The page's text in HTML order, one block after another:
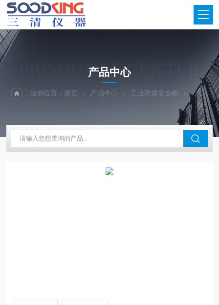
PRODUCTS CENTER
产品中心
当前位置：首页 产品中心 工业防爆安全柜 防火防